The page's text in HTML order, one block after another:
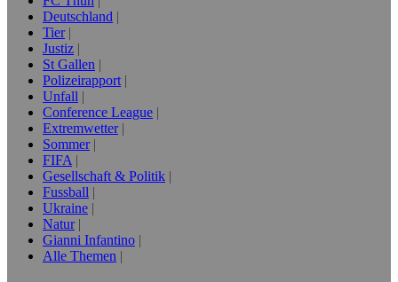
Deutschland
Tier
Justiz
St Gallen
Polizeirapport
Unfall
Conference League
Extremwetter
Sommer
FIFA
Gesellschaft & Politik
Fussball
Ukraine
Natur
Gianni Infantino
Alle Themen